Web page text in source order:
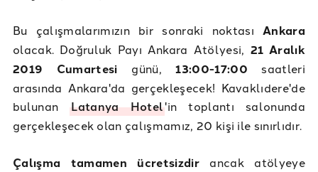
Bu çalışmalarımızın bir sonraki noktası Ankara
olacak. Doğruluk Payı Ankara Atölyesi, 21 Aralık
2019 Cumartesi günü, 13:00-17:00 saatleri
arasında Ankara'da gerçekleşecek! Kavaklıdere'de
bulunanLatanya Hotel'in toplantı salonunda
gerçekleşecek olan çalışmamız, 20 kişi ile sınırlıdır.
Çalışma tamamen ücretsizdirancak atölyeye